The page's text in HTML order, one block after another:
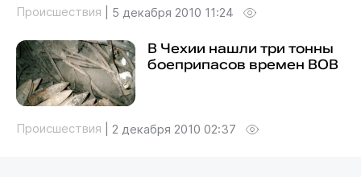
Происшествия 5 декабря 2010 11:24
В Чехии нашли три тонны
боеприпасов времен ВОВ
Происшествия 2 декабря 2010 02:37